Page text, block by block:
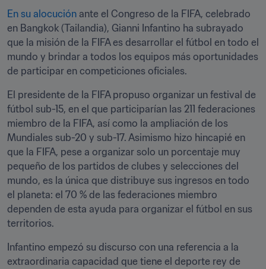
En su alocución ante el Congreso de la FIFA, celebrado
en Bangkok (Tailandia), Gianni Infantino ha subrayado
que la misión de la FIFA es desarrollar el fútbol en todo el
mundo y brindar a todos los equipos más oportunidades
de participar en competiciones oficiales.
El presidente de la FIFA propuso organizar un festival de
fútbol sub-15, en el que participarían las 211 federaciones
miembro de la FIFA, así como la ampliación de los
Mundiales sub-20 y sub-17. Asimismo hizo hincapié en
que la FIFA, pese a organizar solo un porcentaje muy
pequeño de los partidos de clubes y selecciones del
mundo, es la única que distribuye sus ingresos en todo
el planeta: el 70 % de las federaciones miembro
dependen de esta ayuda para organizar el fútbol en sus
territorios.
Infantino empezó su discurso con una referencia a la
extraordinaria capacidad que tiene el deporte rey de